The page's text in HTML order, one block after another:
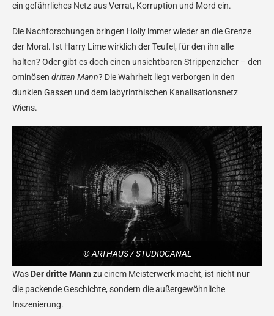
ein gefährliches Netz aus Verrat, Korruption und Mord ein.
Die Nachforschungen bringen Holly immer wieder an die Grenze
der Moral. Ist Harry Lime wirklich der Teufel, für den ihn alle
halten? Oder gibt es doch einen unsichtbaren Strippenzieher – den
ominösen dritten Mann? Die Wahrheit liegt verborgen in den
dunklen Gassen und dem labyrinthischen Kanalisationsnetz
Wiens.
© ARTHAUS / STUDIOCANAL
Was Der dritte Mann zu einem Meisterwerk macht, ist nicht nur
die packende Geschichte, sondern die außergewöhnliche
Inszenierung.